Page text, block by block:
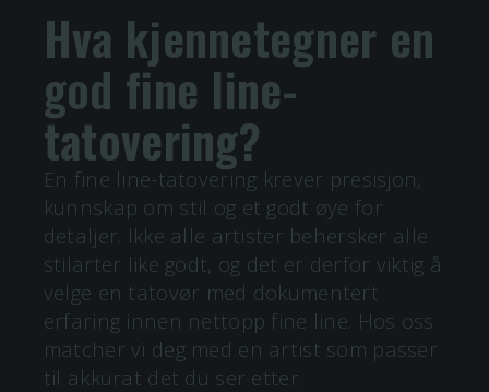
Hva kjennetegner en
god fine line-
tatovering?
En fine line-tatovering krever presisjon,
kunnskap om stil og et godt øye for
detaljer. Ikke alle artister behersker alle
stilarter like godt, og det er derfor viktig å
velge en tatovør med dokumentert
erfaring innen nettopp fine line . Hos oss
matcher vi deg med en artist som passer
til akkurat det du ser etter.